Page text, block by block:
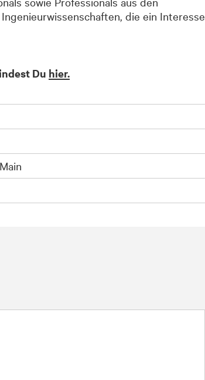
die ein Interesse
Du hier.